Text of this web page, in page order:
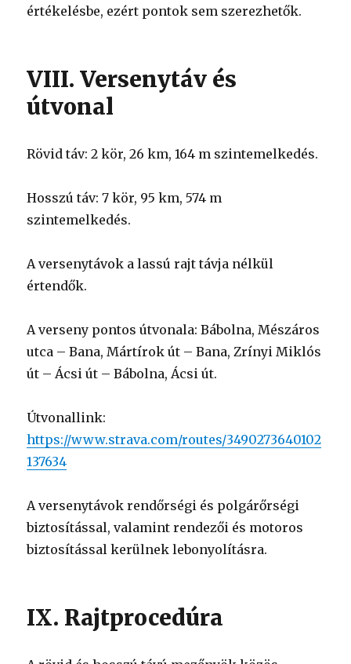
értékelésbe, ezért pontok sem szerezhetők.
VIII. Versenytáv és
útvonal
Rövid táv: 2 kör, 26 km, 164 m szintemelkedés.
Hosszú táv: 7 kör, 95 km, 574 m
szintemelkedés.
A versenytávok a lassú rajt távja nélkül
értendők.
A verseny pontos útvonala: Bábolna, Mészáros
utca – Bana, Mártírok út – Bana, Zrínyi Miklós
út – Ácsi út – Bábolna, Ácsi út.
Útvonallink:
https://www.strava.com/routes/3490273640102
137634
A versenytávok rendőrségi és polgárőrségi
biztosítással, valamint rendezői és motoros
biztosítással kerülnek lebonyolításra.
IX. Rajtprocedúra